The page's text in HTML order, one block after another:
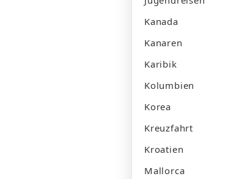
Kanada
Kanaren
Karibik
Kolumbien
Korea
Kreuzfahrt
Kroatien
Mallorca